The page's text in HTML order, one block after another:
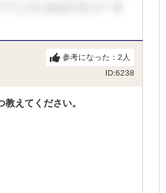
ID:6238
参考になった： 2 人
えてください。